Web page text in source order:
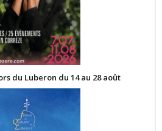
du Luberon du 14 au 28 août